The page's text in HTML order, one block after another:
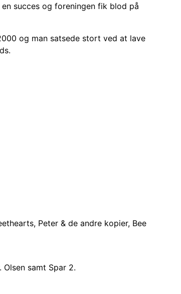
succes og foreningen fik blod på
og man satsede stort ved at lave
Peter & de andre kopier, Bee
Olsen samt Spar 2.